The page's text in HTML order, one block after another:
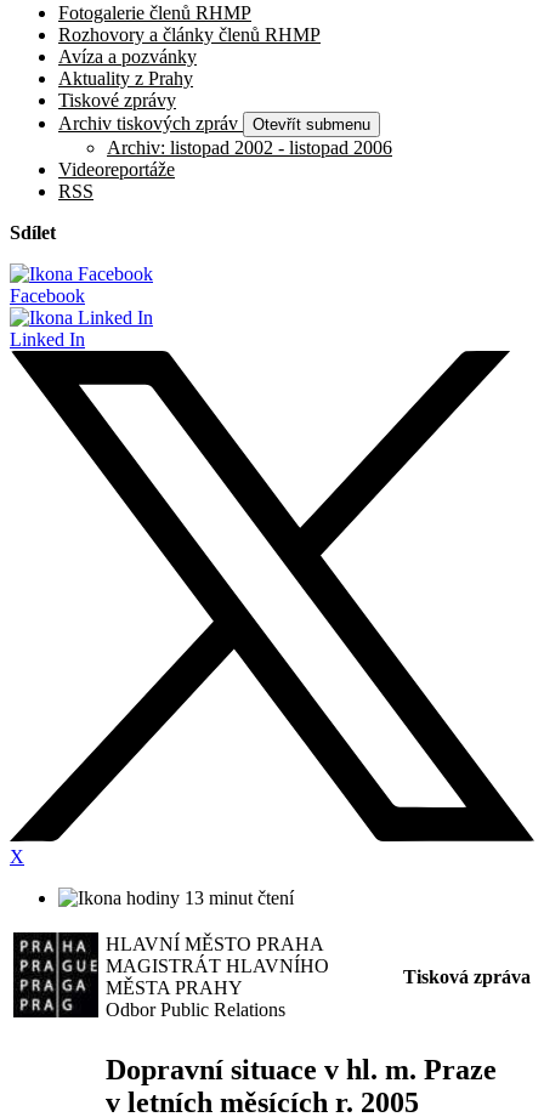
Fotogalerie členů RHMP
Rozhovory a články členů RHMP
Avíza a pozvánky
Aktuality z Prahy
Tiskové zprávy
Archiv tiskových zpráv
Otevřít submenu
Archiv: listopad 2002 - listopad 2006
Videoreportáže
RSS
Sdílet
Facebook
Linked In
X
13 minut čtení
HLAVNÍ MĚSTO PRAHA
MAGISTRÁT HLAVNÍHO
MĚSTA PRAHY
Odbor Public Relations
Tisková zpráva
Dopravní situace v hl. m. Praze
v letních měsících r. 2005